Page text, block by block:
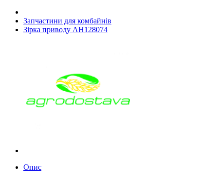
Запчастини для комбайнів
Зірка приводу AH128074
Опис